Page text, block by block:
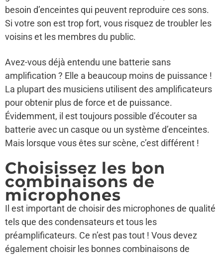
besoin d’enceintes qui peuvent reproduire ces sons.
Si votre son est trop fort, vous risquez de troubler les
voisins et les membres du public.
Avez-vous déjà entendu une batterie sans
amplification ? Elle a beaucoup moins de puissance !
La plupart des musiciens utilisent des amplificateurs
pour obtenir plus de force et de puissance.
Évidemment, il est toujours possible d’écouter sa
batterie avec un casque ou un système d’enceintes.
Mais lorsque vous êtes sur scène, c’est différent !
Choisissez les bon
combinaisons de
microphones
Il est important de choisir des microphones de qualité
tels que des condensateurs et tous les
préamplificateurs. Ce n’est pas tout ! Vous devez
également choisir les bonnes combinaisons de